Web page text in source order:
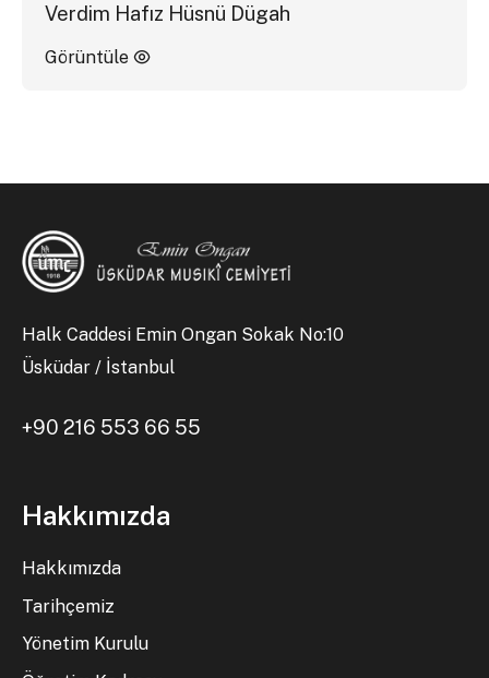
Verdim Hafız Hüsnü Dügah
Görüntüle
Halk Caddesi Emin Ongan Sokak No:10
Üsküdar / İstanbul
+90 216 553 66 55
Hakkımızda
Hakkımızda
Tarihçemiz
Yönetim Kurulu